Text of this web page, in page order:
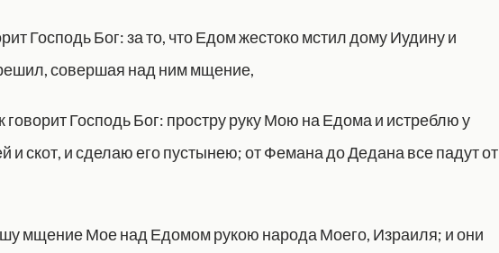
Господь Бог: за то, что Едом жестоко мстил дому Иудину и
совершая над ним мщение,
говорит Господь Бог: простру руку Мою на Едома и истреблю у
и скот, и сделаю его пустынею; от Фемана до Дедана все падут от
мщение Мое над Едомом рукою народа Моего, Израиля; и они